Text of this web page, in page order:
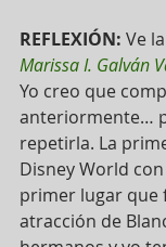
REFLEXIÓN: Ve
Marissa I. Galván
Yo creo que
anteriormente…
repetirla. La
Disney World
primer lugar que
atracción de